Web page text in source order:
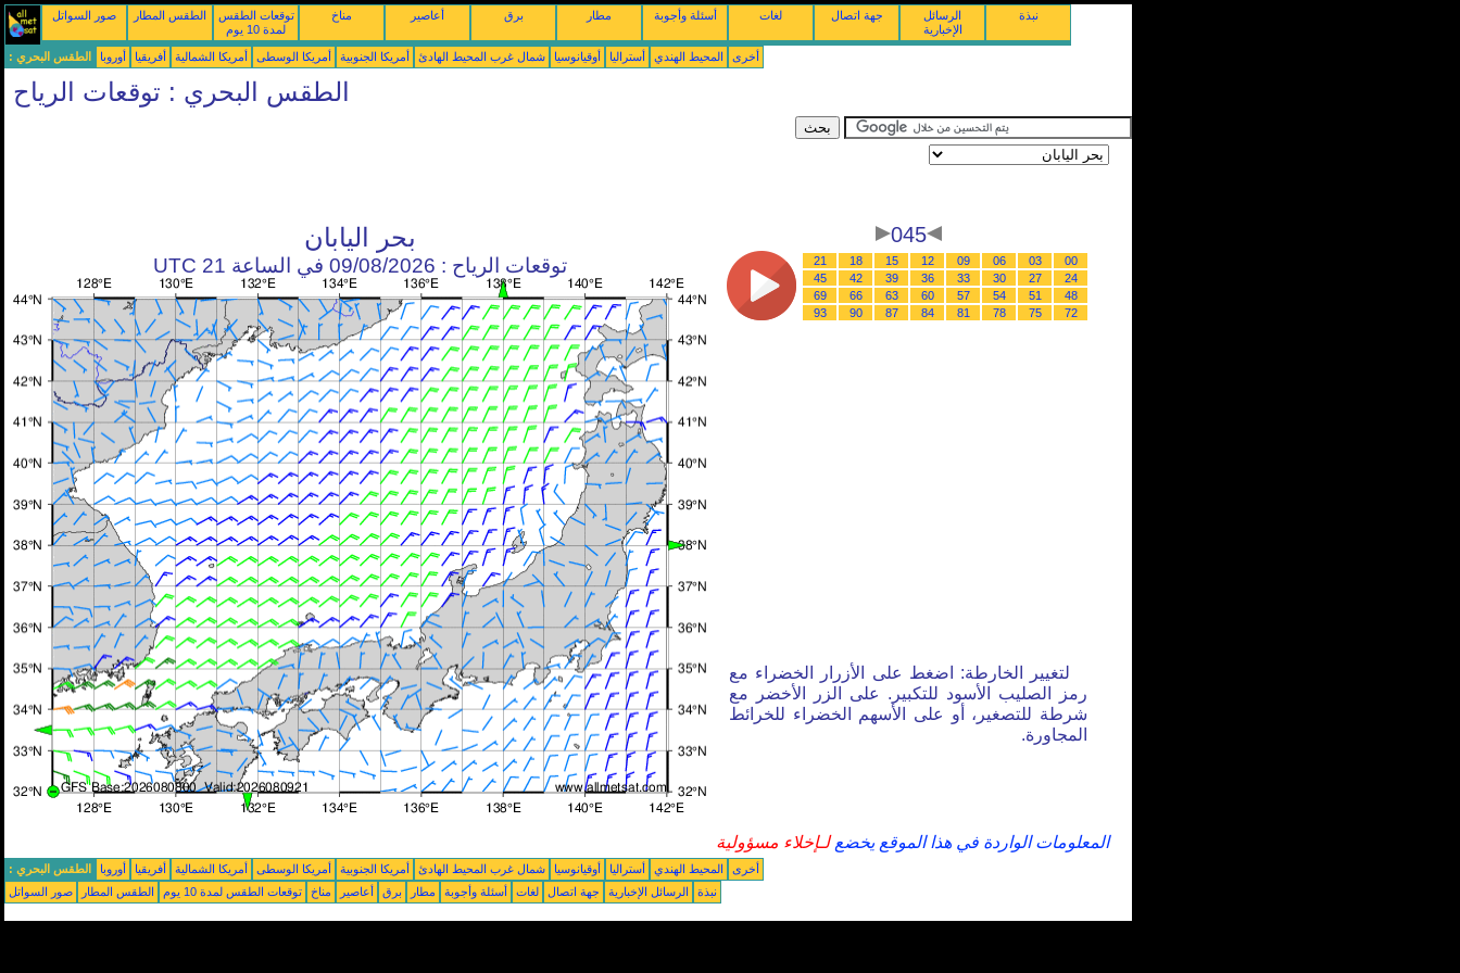
صور السواتل الطقس المطار
توقعات الطقس
لمدة 10 يوم
مناخ أعاصير برق مطار أسئلة وأجوبة لغات جهة اتصال
الرسائل
الإخبارية
نبذة
الطقس البحري : أوروبا أفريقيا أمريكا الشمالية أمريكا الوسطى أمريكا الجنوبية شمال غرب المحيط الهادئ أوقيانوسيا أستراليا المحيط الهندي أخرى
الطقس البحري : توقعات الرياح
بحر اليابان
توقعات الرياح : 09/08/2026 في الساعة 21 UTC
045
00
03
06
09
12
15
18
21
24
27
30
33
36
39
42
45
48
51
54
57
60
63
66
69
72
75
78
81
84
87
90
93
لتغيير الخارطة: اضغط على الأزرار الخضراء مع
رمز الصليب الأسود للتكبير. على الزر الأخضر مع
شرطة للتصغير، أو على الأسهم الخضراء للخرائط
المجاورة.
المعلومات الواردة في هذا الموقع يخضعلـإخلاء مسؤولية
الطقس البحري : أوروبا أفريقيا أمريكا الشمالية أمريكا الوسطى أمريكا الجنوبية شمال غرب المحيط الهادئ أوقيانوسيا أستراليا المحيط الهندي
أخرى
صور السواتل
الطقس المطار توقعات الطقس لمدة 10 يوم مناخ أعاصير برق مطار أسئلة وأجوبة لغات جهة اتصال الرسائل الإخبارية نبذة